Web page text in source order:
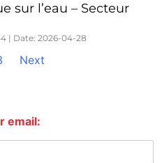
sur l’eau – Secteur
Date: 2026-04-28
Next
email: